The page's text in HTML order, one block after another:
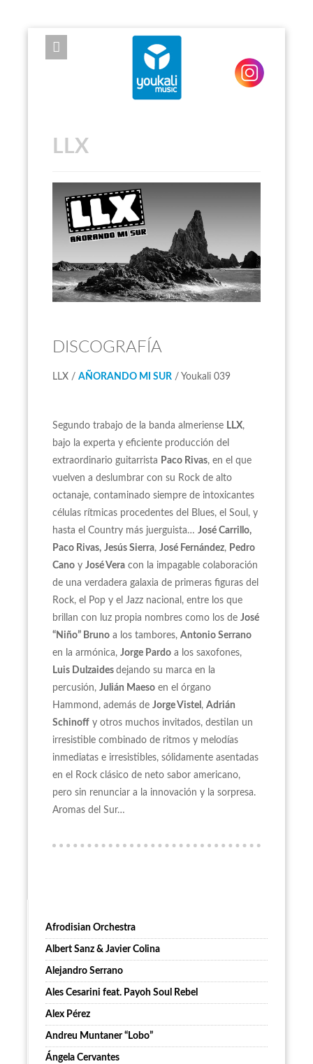
EXPOSE FRAMEWORK FOR JOOMLA 2.5 AND 3.0+
LLX
DISCOGRAFÍA
LLX / AÑORANDO MI SUR / Youkali 039
Segundo trabajo de la banda almeriense LLX,
bajo la experta y eficiente producción del
extraordinario guitarrista Paco Rivas, en el que
vuelven a deslumbrar con su Rock de alto
octanaje, contaminado siempre de intoxicantes
células rítmicas procedentes del Blues, el Soul, y
hasta el Country más juerguista… José Carrillo,
Paco Rivas, Jesús Sierra, José Fernández, Pedro
Cano y José Vera con la impagable colaboración
de una verdadera galaxia de primeras figuras del
Rock, el Pop y el Jazz nacional, entre los que
brillan con luz propia nombres como los de José
“Niño” Bruno a los tambores, Antonio Serrano
en la armónica, Jorge Pardo a los saxofones,
Luis Dulzaides dejando su marca en la
percusión, Julián Maeso en el órgano
Hammond, además de Jorge Vistel , Adrián
Schinoff y otros muchos invitados, destilan un
irresistible combinado de ritmos y melodías
inmediatas e irresistibles, sólidamente asentadas
en el Rock clásico de neto sabor americano,
pero sin renunciar a la innovación y la sorpresa.
Aromas del Sur…
Afrodisian Orchestra
Albert Sanz & Javier Colina
Alejandro Serrano
Ales Cesarini feat. Payoh Soul Rebel
Alex Pérez
Andreu Muntaner “Lobo”
Ángela Cervantes